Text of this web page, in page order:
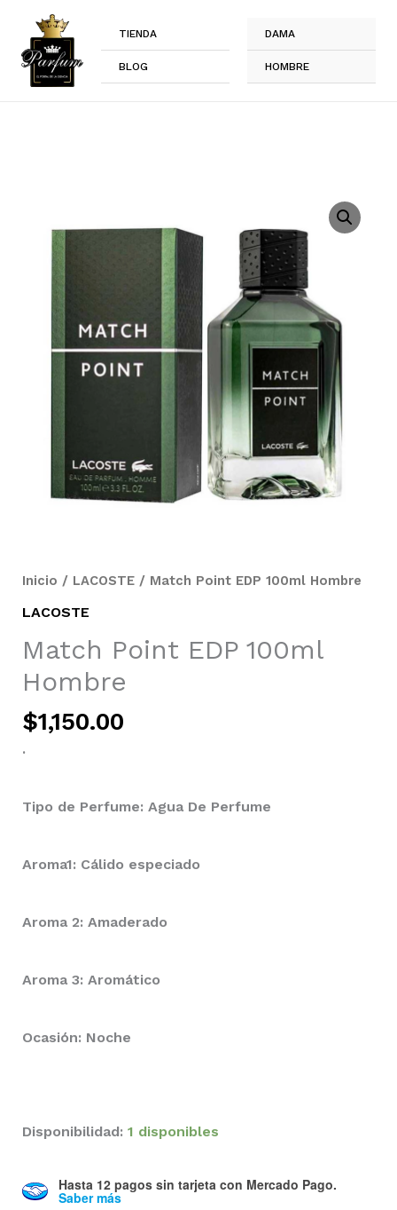
contenido
TIENDA
BLOG
DAMA
HOMBRE
Inicio / LACOSTE/ Match Point EDP 100ml Hombre
LACOSTE
Match Point EDP 100ml
Hombre
$1,150.00
.
Tipo de Perfume: Agua De Perfume
Aroma1: Cálido especiado
Aroma 2: Amaderado
Aroma 3: Aromático
Ocasión: Noche
Disponibilidad: 1 disponibles
Hasta 12 pagos sin tarjetacon Mercado Pago.
Saber más